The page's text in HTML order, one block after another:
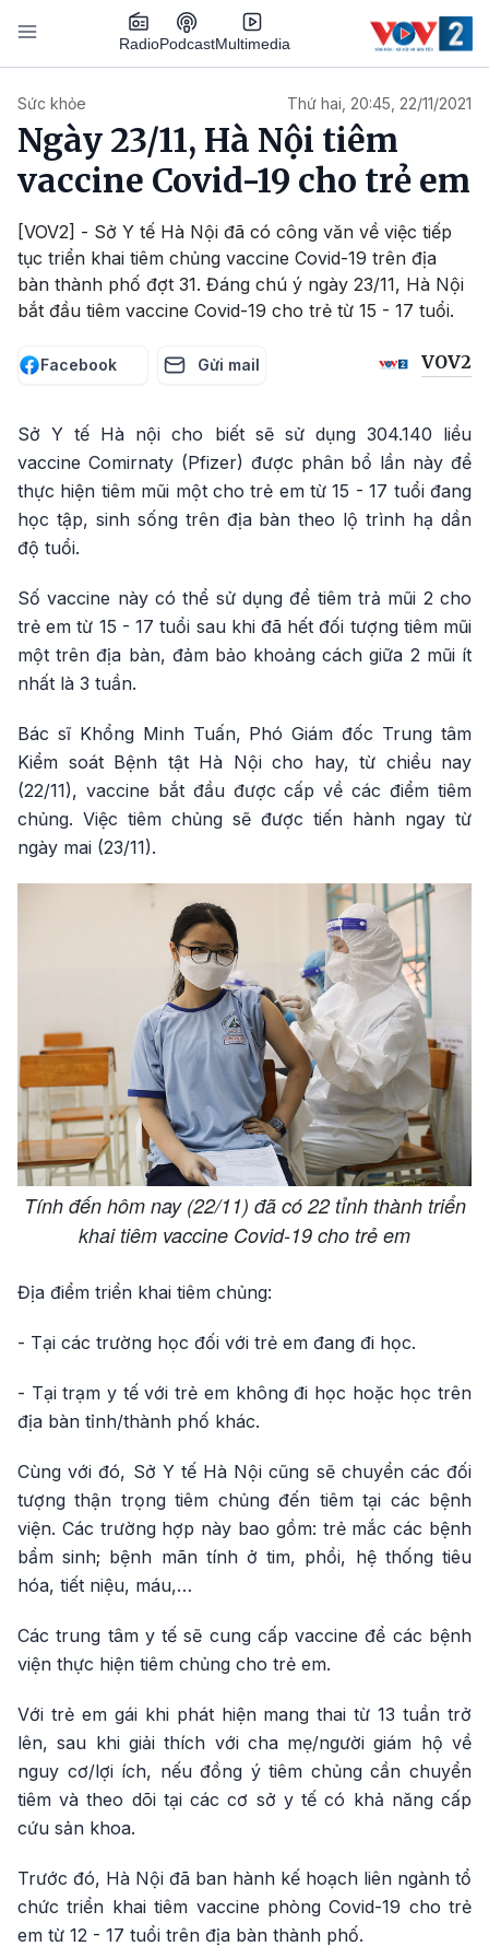
Nhảy đến nội dung
RadioPodcastMultimedia
Sức khỏe Thứ hai, 20:45, 22/11/2021
Ngày 23/11, Hà Nội tiêm
vaccine Covid-19 cho trẻ em
[VOV2] - Sở Y tế Hà Nội đã có công văn về việc tiếp
tục triển khai tiêm chủng vaccine Covid-19 trên địa
bàn thành phố đợt 31. Đáng chú ý ngày 23/11, Hà Nội
bắt đầu tiêm vaccine Covid-19 cho trẻ từ 15 - 17 tuổi.
Facebook Gửi mail VOV2
Sở Y tế Hà nội cho biết sẽ sử dụng 304.140 liều
vaccine Comirnaty (Pfizer) được phân bổ lần này để
thực hiện tiêm mũi một cho trẻ em từ 15 - 17 tuổi đang
học tập, sinh sống trên địa bàn theo lộ trình hạ dần
độ tuổi.
Số vaccine này có thể sử dụng để tiêm trả mũi 2 cho
trẻ em từ 15 - 17 tuổi sau khi đã hết đối tượng tiêm mũi
một trên địa bàn, đảm bảo khoảng cách giữa 2 mũi ít
nhất là 3 tuần.
Bác sĩ Khổng Minh Tuấn, Phó Giám đốc Trung tâm
Kiểm soát Bệnh tật Hà Nội cho hay, từ chiều nay
(22/11), vaccine bắt đầu được cấp về các điểm tiêm
chủng. Việc tiêm chủng sẽ được tiến hành ngay từ
ngày mai (23/11).
Tính đến hôm nay (22/11) đã có 22 tỉnh thành triển
khai tiêm vaccine Covid-19 cho trẻ em
Địa điểm triển khai tiêm chủng:
- Tại các trường học đối với trẻ em đang đi học.
- Tại trạm y tế với trẻ em không đi học hoặc học trên
địa bàn tỉnh/thành phố khác.
Cùng với đó, Sở Y tế Hà Nội cũng sẽ chuyển các đối
tượng thận trọng tiêm chủng đến tiêm tại các bệnh
viện. Các trường hợp này bao gồm: trẻ mắc các bệnh
bẩm sinh; bệnh mãn tính ở tim, phổi, hệ thống tiêu
hóa, tiết niệu, máu,…
Các trung tâm y tế sẽ cung cấp vaccine để các bệnh
viện thực hiện tiêm chủng cho trẻ em.
Với trẻ em gái khi phát hiện mang thai từ 13 tuần trở
lên, sau khi giải thích với cha mẹ/người giám hộ về
nguy cơ/lợi ích, nếu đồng ý tiêm chủng cần chuyển
tiêm và theo dõi tại các cơ sở y tế có khả năng cấp
cứu sản khoa.
Trước đó, Hà Nội đã ban hành kế hoạch liên ngành tổ
chức triển khai tiêm vaccine phòng Covid-19 cho trẻ
em từ 12 - 17 tuổi trên địa bàn thành phố.